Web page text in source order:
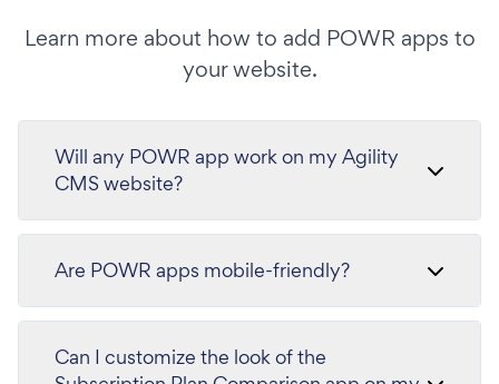
Learn more about how to add POWR apps to
your website.
Will any POWR app work on my Agility
CMS website?
Are POWR apps mobile-friendly?
Can I customize the look of the